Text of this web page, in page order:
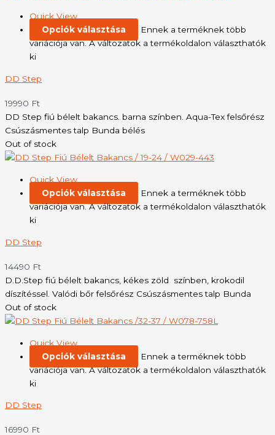
Quick View
Opciók választása
Ennek a terméknek több
variációja van. A változatok a termékoldalon választhatók
ki
DD Step
19990 Ft
DD Step fiú bélelt bakancs. barna színben. Aqua-Tex felsőrész
Csúszásmentes talp Bunda bélés
Out of stock
Quick View
Opciók választása
Ennek a terméknek több
variációja van. A változatok a termékoldalon választhatók
ki
DD Step
14490 Ft
D.D.Step fiú bélelt bakancs, kékes zöld színben, krokodil
díszítéssel. Valódi bőr felsőrész Csúszásmentes talp Bunda
Out of stock
Quick View
Opciók választása
Ennek a terméknek több
variációja van. A változatok a termékoldalon választhatók
ki
DD Step
16990 Ft